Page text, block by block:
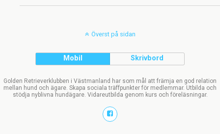
Överst på sidan
Mobil Skrivbord
Golden Retrieverklubben i Västmanland har som mål att främja en god relation
mellan hund och ägare. Skapa sociala träffpunkter för medlemmar. Utbilda och
stödja nyblivna hundägare. Vidareutbilda genom kurs och föreläsningar.